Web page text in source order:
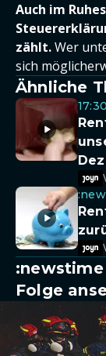
Auch im
zählt.Wer
sich
Ähnliche
Folge